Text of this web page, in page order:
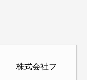
株式会社フ